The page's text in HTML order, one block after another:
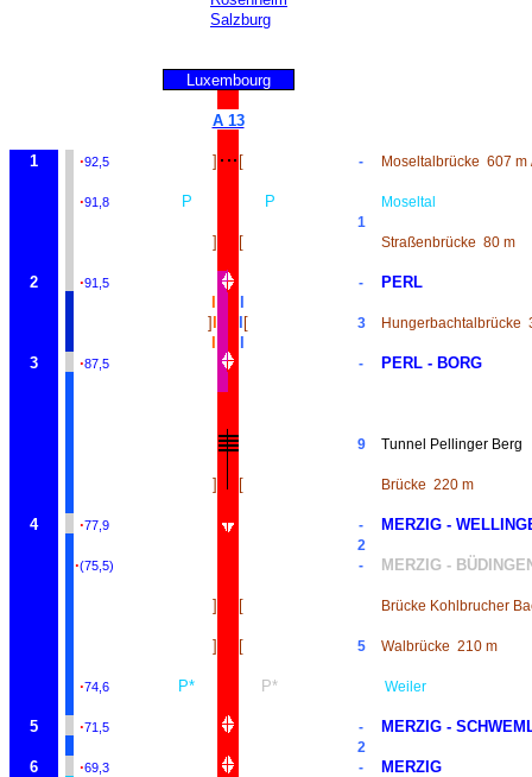
Salzburg
Luxembourg
A 13
1 ·92,5 ] [ - Moseltalbrücke 607 m
·91,8 P P
Moseltal
1
] [ Straßenbrücke 80 m
2 ·91,5 -
PERL
]
[ 3 Hungerbachtalbrücke
3
·87,5 - PERL - BORG
9 Tunnel Pellinger Berg
] [ Brücke 220 m
4 ·77,9 - MERZIG -
2
·(75,5) - MERZIG -
] [ Brücke Kohlbrucher
] [ 5 Walbrücke 210 m
·74,6 P* P* Weiler
5 ·71,5 - MERZIG -
2
6 ·69,3 - MERZIG